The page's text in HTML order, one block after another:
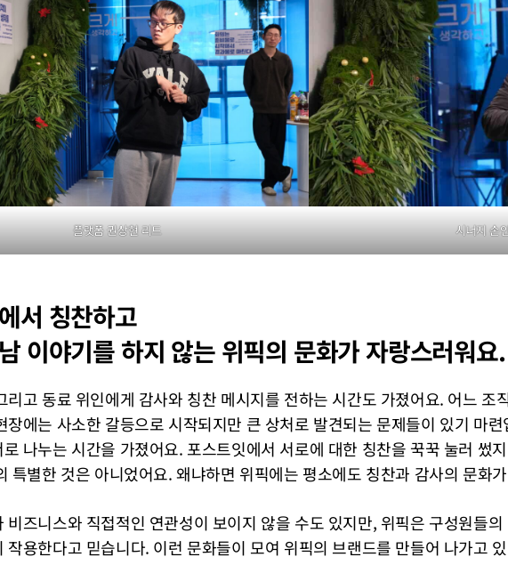
플랫폼 권상현 리드 시너지 손
서 칭찬하고
이야기를 하지 않는 위픽의 문화가 자랑스러워요.
리고 동료 위인에게 감사와 칭찬 메시지를 전하는 시간도 가졌어요. 어느 조
장에는 사소한 갈등으로 시작되지만 큰 상처로 발견되는 문제들이 있기 마
나누는 시간을 가졌어요. 포스트잇에서 서로에 대한 칭찬을 꾹꾹 눌러 썼
특별한 것은 아니었어요. 왜냐하면 위픽에는 평소에도 칭찬과 감사의 문화
비즈니스와 직접적인 연관성이 보이지 않을 수도 있지만, 위픽은 구성원들
작용한다고 믿습니다. 이런 문화들이 모여 위픽의 브랜드를 만들어 나가고